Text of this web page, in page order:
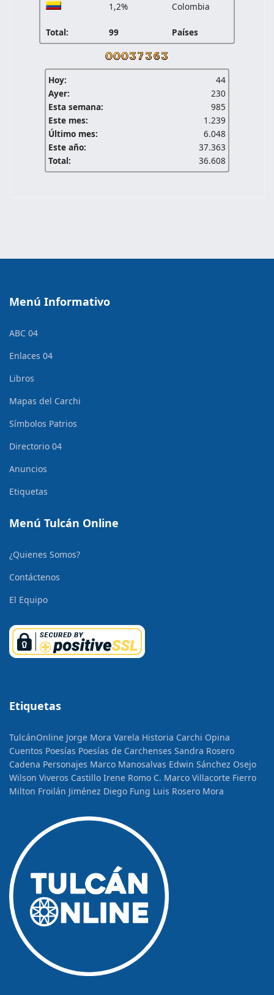
1,2%
Colombia
Total: 99 Países
Hoy:
44
Ayer:
230
Esta semana:
985
Este mes:
1.239
Último mes:
6.048
Este año:
37.363
Total:
36.608
Menú Informativo
ABC 04
Enlaces 04
Libros
Mapas del Carchi
Símbolos Patrios
Directorio 04
Anuncios
Etiquetas
Menú Tulcán Online
¿Quienes Somos?
Contáctenos
El Equipo
Etiquetas
TulcánOnline Jorge Mora Varela Historia Carchi Opina
Cuentos Poesías Poesías de Carchenses Sandra Rosero
Cadena Personajes Marco Manosalvas Edwin Sánchez Osejo
Wilson Viveros Castillo Irene Romo C. Marco Villacorte Fierro
Milton Froilán Jiménez Diego Fung Luis Rosero Mora